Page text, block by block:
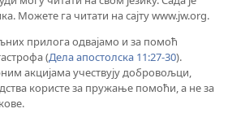
Можете га читати на сајту www.jw.org.
прилога одвајамо и за помоћ
(Дела апостолска 11:27-30).
акцијама учествују добровољци,
користе за пружање помоћи, а не за